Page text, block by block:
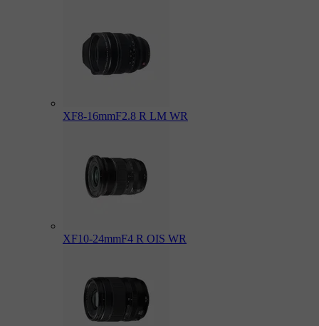
XF8-16mmF2.8 R LM WR
XF10-24mmF4 R OIS WR